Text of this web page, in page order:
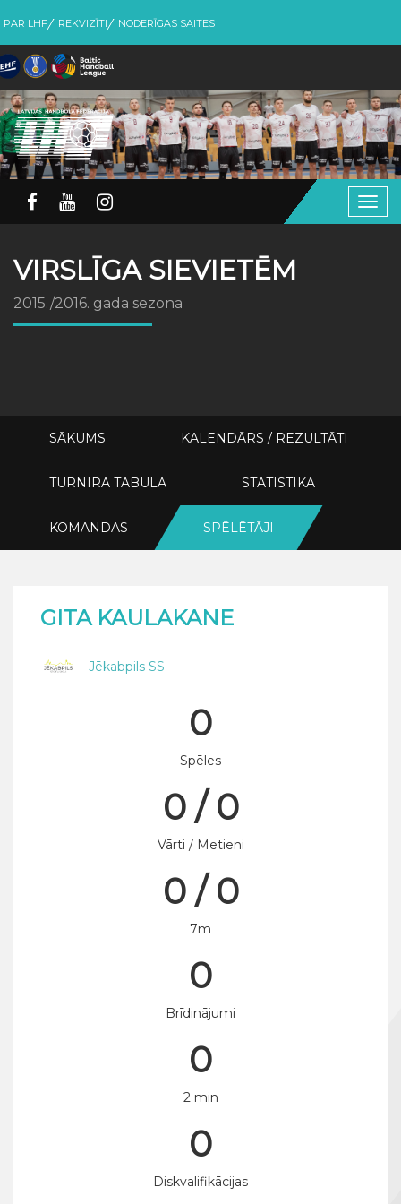
PAR LHF REKVIZĪTI NODERĪGAS SAITES
VIRSLĪGA SIEVIETĒM
2015./2016. gada sezona
SĀKUMS KALENDĀRS / REZULTĀTI
TURNĪRA TABULA STATISTIKA
KOMANDAS SPĒLĒTĀJI
GITA KAULAKANE
Jēkabpils SS
0
Spēles
0 / 0
Vārti / Metieni
0 / 0
7m
0
Brīdinājumi
0
2 min
0
Diskvalifikācijas